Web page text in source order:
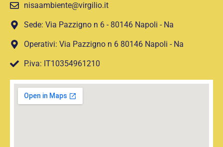
nisaambiente@virgilio.it
Sede: Via Pazzigno n 6 - 80146 Napoli - Na
Operativi: Via Pazzigno n 6 80146 Napoli - Na
P.iva: IT10354961210